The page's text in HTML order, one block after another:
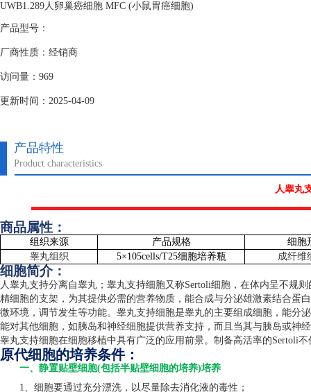
UWB1.289人卵巢癌细胞 MFC (小鼠胃癌细胞)
产品型号：
厂商性质：经销商
访问量：969
更新时间：2025-04-09
产品特性
Product characteristics
人睾丸
商品属性：
组织来源 产品规格
细胞
睾丸组织
5×105cells/T25细胞培养瓶 成纤维
细胞简介：
人睾丸支持分离自睾丸；睾丸支持细胞又称Sertoli细胞，在体内呈不规
精细胞的支架，为其提供必需的营养物质，能合成与分泌雄激素结合蛋
微环境，调节发生等功能。睾丸支持细胞是睾丸的主要组成细胞，能分
能对其他细胞，如胰岛和神经细胞提供营养支持，而且当其与胰岛或神
睾丸支持细胞在细胞移植中具有广泛的应用前景。制备高活率的Sertoli不
原代细胞的培养条件：
一、静置贴壁细胞(包括半贴壁细胞的培养)培养
1、细胞要通过充分漂洗，以尽量除去消化液的毒性；